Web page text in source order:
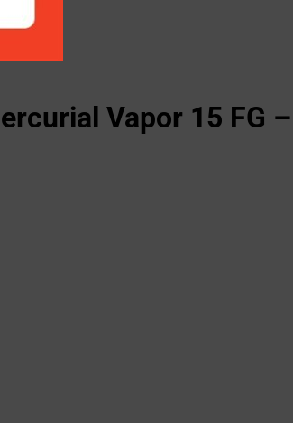
Vapor 15 FG